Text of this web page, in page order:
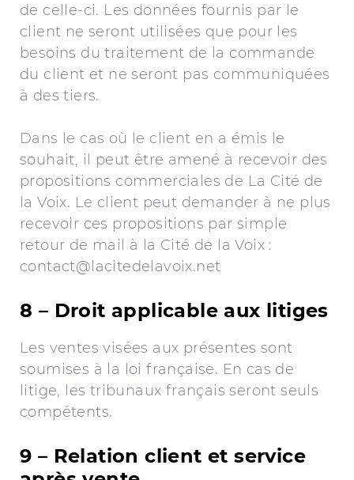
de celle-ci. Les données fournis par le
client ne seront utilisées que pour les
besoins du traitement de la commande
du client et ne seront pas communiquées
à des tiers.
Dans le cas où le client en a émis le
souhait, il peut être amené à recevoir des
propositions commerciales de La Cité de
la Voix. Le client peut demander à ne plus
recevoir ces propositions par simple
retour de mail à la Cité de la Voix :
contact@lacitedelavoix.net
8 – Droit applicable aux litiges
Les ventes visées aux présentes sont
soumises à la loi française. En cas de
litige, les tribunaux français seront seuls
compétents.
9 – Relation client et service